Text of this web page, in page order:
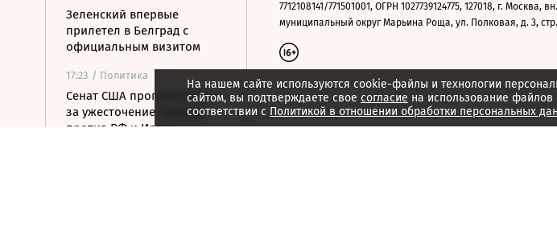
Зеленский впервые
прилетел в Белград с
официальным визитом
17:23 / Политика
Сенат США проголосовал
за ужесточение санкций
против РФ и Ирана
На нашем сайте используются cookie-файлы и технологии
сайтом, вы подтверждаете свое согласие на использование файлов
соответствии с Политикой в отношении обработки персональных
7712108141/771501001, ОГРН 1027739124775, 127018, г. Москва,
муниципальный округ Марьина Роща, ул. Полковая, д. 3, стр.